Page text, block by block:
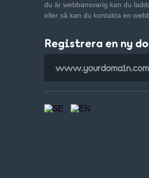
du är webbansvarig kan du
eller så kan du kontakta en
Registrera en ny